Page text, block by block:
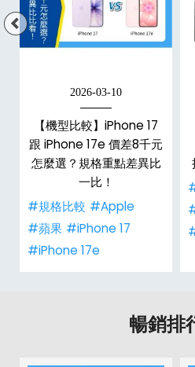
2026-03-10
【機型比較】iPhone 17
跟 iPhone 17e 價差8千元
怎麼選？規格重點差異比
一比！
#規格比較 #Apple
#蘋果 #iPhone 17
#iPhone 17e
暢銷排